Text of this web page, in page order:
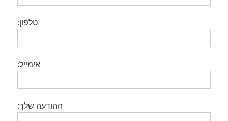
טלפון:
אימייל:
ההודעה שלך: